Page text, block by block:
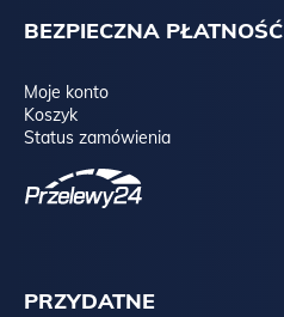
BEZPIECZNA PŁATNOŚĆ
Moje konto
Koszyk
Status zamówienia
PRZYDATNE